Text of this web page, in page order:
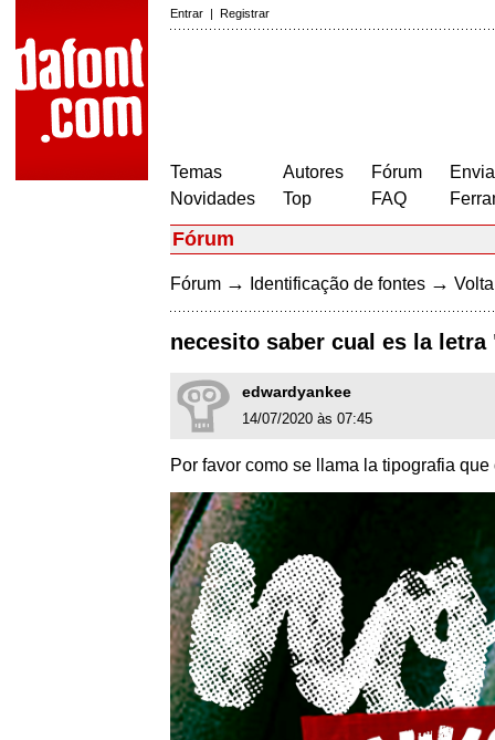
Entrar | Registrar
Temas
Novidades
Autores
Top
Fórum
FAQ
Fórum
Fórum → Identificação de fontes →
necesito saber cual es la letra
edwardyankee
14/07/2020 às 07:45
Por favor como se llama la tipografia